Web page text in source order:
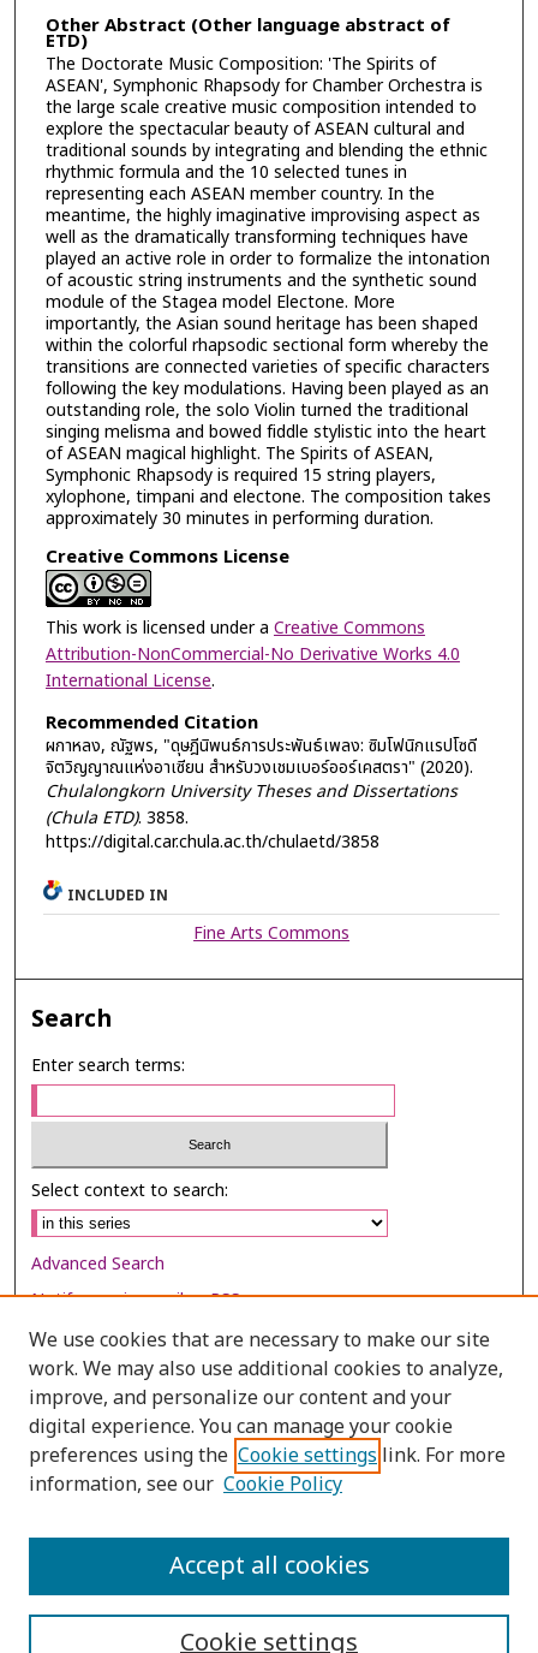
Other Abstract (Other language abstract of
ETD)
The Doctorate Music Composition: 'The Spirits of
ASEAN', Symphonic Rhapsody for Chamber Orchestra is
the large scale creative music composition intended to
explore the spectacular beauty of ASEAN cultural and
traditional sounds by integrating and blending the ethnic
rhythmic formula and the 10 selected tunes in
representing each ASEAN member country. In the
meantime, the highly imaginative improvising aspect as
well as the dramatically transforming techniques have
played an active role in order to formalize the intonation
of acoustic string instruments and the synthetic sound
module of the Stagea model Electone. More
importantly, the Asian sound heritage has been shaped
within the colorful rhapsodic sectional form whereby the
transitions are connected varieties of specific characters
following the key modulations. Having been played as an
outstanding role, the solo Violin turned the traditional
singing melisma and bowed fiddle stylistic into the heart
of ASEAN magical highlight. The Spirits of ASEAN,
Symphonic Rhapsody is required 15 string players,
xylophone, timpani and electone. The composition takes
approximately 30 minutes in performing duration.
Creative Commons License
This work is licensed under a Creative Commons
Attribution-NonCommercial-No Derivative Works 4.0
International License.
Recommended Citation
ผกาหลง, ณัฐพร, "ดุษฎีนิพนธ์การประพันธ์เพลง: ซิมโฟนิกแรปโซดี
จิตวิญญาณแห่งอาเซียน สำหรับวงเชมเบอร์ออร์เคสตรา" (2020).
Chulalongkorn University Theses and Dissertations
(Chula ETD). 3858.
https://digital.car.chula.ac.th/chulaetd/3858
INCLUDED IN
Fine Arts Commons
Search
Enter search terms:
Select context to search:
Advanced Search
Notify me via email orRSS
Browse
Collections
Disciplines
Authors
We use cookies that are necessary to make our site
work. We may also use additional cookies to analyze,
improve, and personalize our content and your
digital experience. You can manage your cookie
preferences using the Cookie settings link. For more
information, see our Cookie Policy
Cookie settings
Accept all cookies